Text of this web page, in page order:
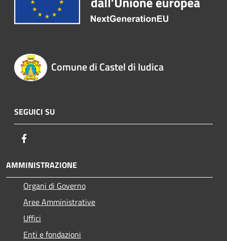
Comune di Castel di Iudica
SEGUICI SU
AMMINISTRAZIONE
Organi di Governo
Aree Amministrative
Uffici
Enti e fondazioni